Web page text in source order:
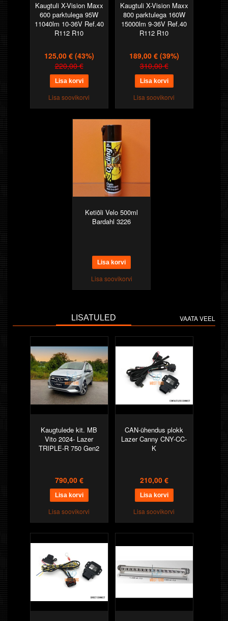
Kaugtuli X-Vision Maxx
600 parktulega 95W
11040lm 10-36V Ref.40
R112 R10
125,00 € (43%)
220,00 €
Lisa soovikorvi
Kaugtuli X-Vision Maxx
800 parktulega 160W
15000lm 9-36V Ref.40
R112 R10
189,00 € (39%)
310,00 €
Lisa soovikorvi
Ketiõli Velo 500ml
Bardahl 3226
Lisa soovikorvi
LISATULED VAATA VEEL
Kaugtulede kit. MB
Vito 2024- Lazer
TRIPLE-R 750 Gen2
790,00 €
Lisa soovikorvi
CAN-ühendus plokk
Lazer Canny CNY-CC-
K
210,00 €
Lisa soovikorvi